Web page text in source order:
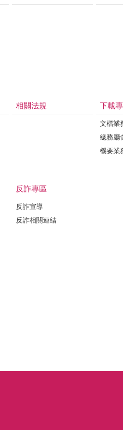
相關法規 下載
文檔業
總務廳
機要業
反詐專區
反詐宣導
反詐相關連結